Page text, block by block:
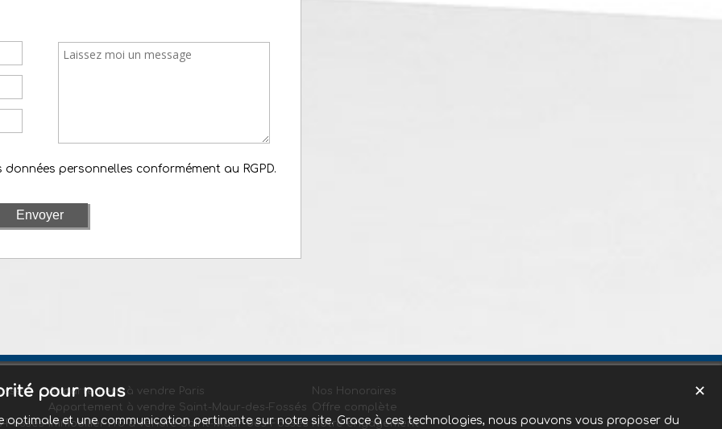
personnelles conformément au RGPD.
Fossés
Appartement à vendre Paris
Appartement à vendre Saint-Maur-des-Fossés
Immobilier Pro à vendre Saint-Maur-des-Fossés
Nos Honoraires
Offre complète
Notre engagement
✕
pour nous
et une communication pertinente sur notre site. Grace à ces technologies, nous pouvons vous proposer du